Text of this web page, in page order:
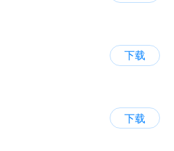
下载
下载